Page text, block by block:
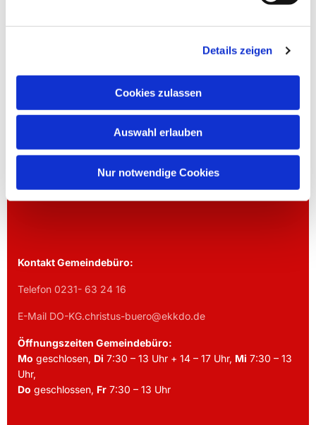
Details zeigen
Cookies zulassen
Auswahl erlauben
Nur notwendige Cookies
EV. CHRISTUS-
KIRCHENGEMEINDE DORTMUND
Westricher Straße 15
Kontakt Gemeindebüro:
Telefon 0231- 63 24 16
E-Mail DO-KG.christus-buero@ekkdo.de
Öffnungszeiten Gemeindebüro:
Mo geschlosen, Di 7:30 – 13 Uhr + 14 – 17 Uhr, Mi 7:30 – 13
Uhr,
Do geschlossen, Fr 7:30 – 13 Uhr